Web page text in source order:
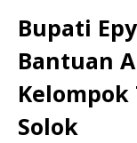
Bupati
Bantuan
Kelompok
Solok